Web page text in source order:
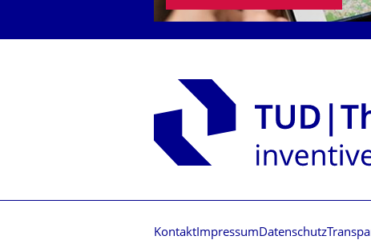
Kontakt Impressum Datenschutz